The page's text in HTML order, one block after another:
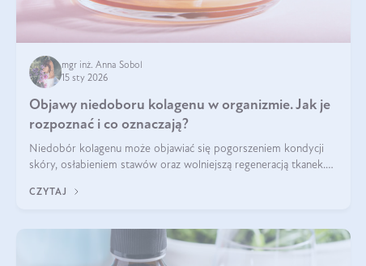
mgr inż. Anna Sobol
15 sty 2026
Objawy niedoboru kolagenu w organizmie. Jak je
rozpoznać i co oznaczają?
Niedobór kolagenu może objawiać się pogorszeniem kondycji
skóry, osłabieniem stawów oraz wolniejszą regeneracją tkanek.
skóry, bóle stawów, łamliwość paznokci oraz osłabienie włosów.
CZYTAJ